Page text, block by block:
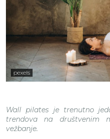
pexels
Wall pilates je trenutno
trendova na društvenim
vežbanje.